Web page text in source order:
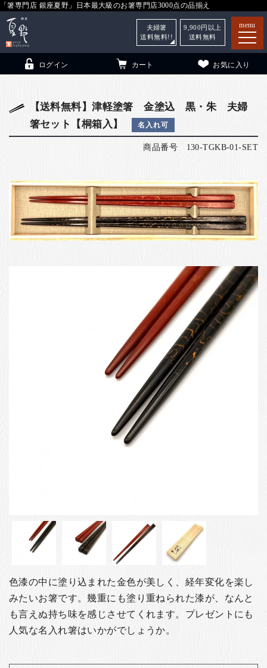
「箸専門店 銀座夏野」日本最大級のお箸専門店3000点の品揃え
menu
箸（贈答用・自宅用）
銀座夏野・箸長について
こども和食器 小夏について
ご利用ガイド
ログイン カート お気に入り
夫婦箸
送料無料!!
9,900 円以上
送料無料
【送料無料】津軽塗箸 金塗込 黒・朱 夫婦
箸セット【桐箱入】
名入れ可
商品番号 130-TGKB-01-SET
色漆の中に塗り込まれた金色が美しく、経年変化を楽し
みたいお箸です。幾重にも塗り重ねられた漆が、なんと
も言えぬ持ち味を感じさせてくれます。 プレゼントにも
人気な名入れ箸はいかがでしょうか。